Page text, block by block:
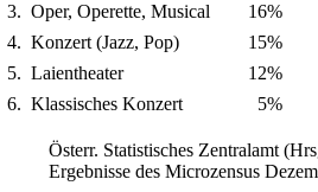
3. Oper, Operette, Musical
16%
4. Konzert (Jazz, Pop)
15%
5. Laientheater
12%
6. Klassisches Konzert 5%
Österr. Statistisches Zentralamt
Ergebnisse des Microzensus